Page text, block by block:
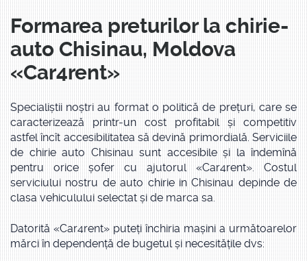
Formarea preturilor la chirie-
auto Chisinau, Moldova
«Car4rent»
Specialiștii noștri au format o politică de prețuri, care se
caracterizează printr-un cost profitabil și competitiv
astfel încît accesibilitatea să devină primordială. Serviciile
de chirie auto Chisinau sunt accesibile și la îndemînă
pentru orice șofer cu ajutorul «Car4rent». Costul
serviciului nostru de auto chirie in Chisinau depinde de
clasa vehiculului selectat și de marca sa.
Datorită «Car4rent» puteți închiria mașini a următoarelor
mărci în dependență de bugetul și necesitățile dvs: